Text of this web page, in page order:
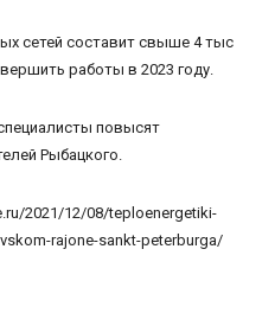
сетей составит свыше 4 тыс
работы в 2023 году.
повысят
Рыбацкого.
2021/12/08/teploenergetiki-
rajone-sankt-peterburga/